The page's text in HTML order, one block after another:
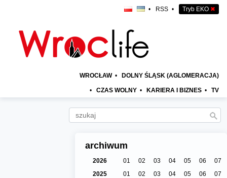
• RSS • Tryb EKO ✖
WROCŁAW • DOLNY ŚLĄSK (AGLOMERACJA)
• CZAS WOLNY • KARIERA I BIZNES • TV
archiwum
2026 01 02 03 04 05 06
07
2025
01 02 03 04 05 06
07